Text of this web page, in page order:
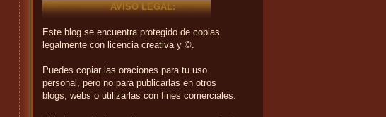
AVISO LEGAL:
Este blog se encuentra protegido de copias
legalmente con licencia creativa y ©.
Puedes copiar las oraciones para tu uso
personal, pero no para publicarlas en otros
blogs, webs o utilizarlas con fines comerciales.